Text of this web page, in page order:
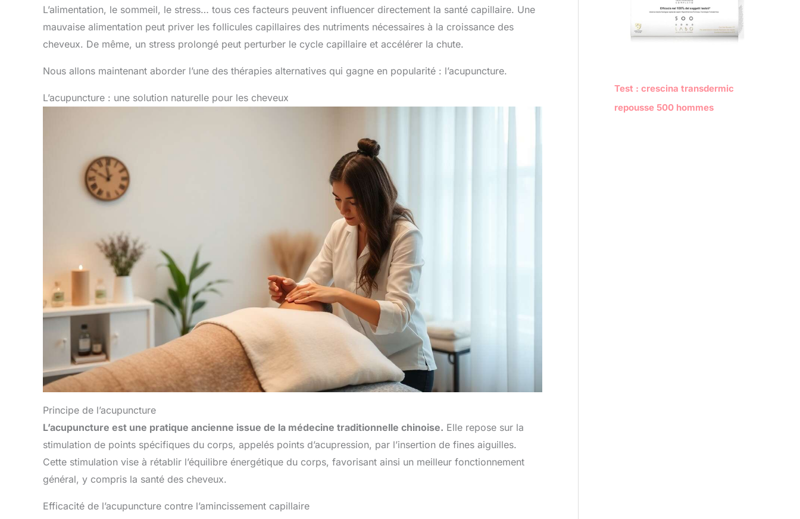
L’alimentation, le sommeil, le stress… tous ces facteurs peuvent influencer directement la santé capillaire. Une
mauvaise alimentation peut priver les follicules capillaires des nutriments nécessaires à la croissance des
cheveux. De même, un stress prolongé peut perturber le cycle capillaire et accélérer la chute.
Nous allons maintenant aborder l’une des thérapies alternatives qui gagne en popularité : l’acupuncture.
L’acupuncture : une solution naturelle pour les cheveux
Principe de l’acupuncture
L’acupuncture est une pratique ancienne issue de la médecine traditionnelle chinoise. Elle repose sur la
stimulation de points spécifiques du corps, appelés points d’acupression, par l’insertion de fines aiguilles.
Cette stimulation vise à rétablir l’équilibre énergétique du corps, favorisant ainsi un meilleur fonctionnement
général, y compris la santé des cheveux.
Efficacité de l’acupuncture contre l’amincissement capillaire
Test : crescina transdermic
repousse 500 hommes